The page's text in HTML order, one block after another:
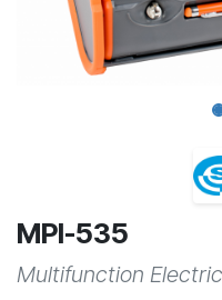
MPI-535
Multifunction